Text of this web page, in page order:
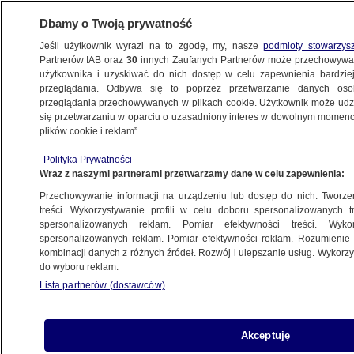
Dbamy o Twoją prywatność
Jeśli użytkownik wyrazi na to zgodę, my, naszepodmioty
Partnerów IAB oraz30 innych Zaufanych Partnerów może
użytkownika i uzyskiwać do nich dostęp w celu zapewnienia
przeglądania. Odbywa się to poprzez przetwarzanie danych
przeglądania przechowywanych w plikach cookie. Użytkownik może
się przetwarzaniu w oparciu o uzasadniony interes w dowolnym
plików cookie i reklam”.
Polityka Prywatności
Wraz z naszymi partnerami przetwarzamy dane w celu zapewnienia:
Przechowywanie informacji na urządzeniu lub dostęp do nich.
treści. Wykorzystywanie profili w celu doboru spersonalizowanych
spersonalizowanych reklam. Pomiar efektywności treści.
spersonalizowanych reklam. Pomiar efektywności reklam.
kombinacji danych z różnych źródeł. Rozwój i ulepszanie usług.
do wyboru reklam.
Lista partnerów (dostawców)
Akceptuję